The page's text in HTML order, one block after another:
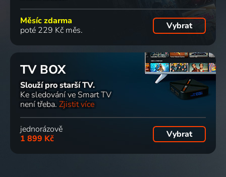
Měsíc zdarma
poté 229 Kč měs.
Vybrat
TV BOX
Slouží pro starší TV.
Ke sledování ve Smart TV
není třeba. Zjistit více
jednorázově
1 899 Kč
Vybrat